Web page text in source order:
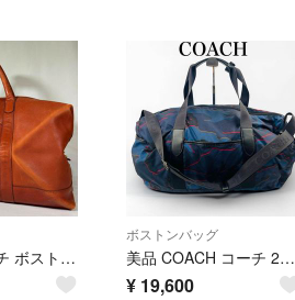
オールドコーチ ボストンバッグ 旅行かばん ヴィンテージ レザー ブラウン
ボストンバッグ
美品 COACH コーチ 2way ボストンバッグ ショルダー 迷彩 カモフラ
¥ 19,600